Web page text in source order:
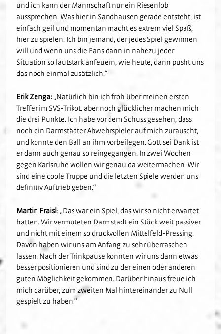
und ich kann der Mannschaft nur ein Riesenlob
aussprechen. Was hier in Sandhausen gerade entsteht, ist
einfach geil und momentan macht es extrem viel Spaß,
hier zu spielen. Ich bin jemand, der jedes Spiel gewinnen
will und wenn uns die Fans dann in nahezu jeder
Situation so lautstark anfeuern, wie heute, dann pusht uns
das noch einmal zusätzlich.“
Erik Zenga: „Natürlich bin ich froh über meinen ersten
Treffer im SVS-Trikot, aber noch glücklicher machen mich
die drei Punkte. Ich habe vor dem Schuss gesehen, dass
noch ein Darmstädter Abwehrspieler auf mich zurauscht,
und konnte den Ball an ihm vorbeilegen. Gott sei Dank ist
er dann auch genau so reingegangen. In zwei Wochen
gegen Karlsruhe wollen wir genau da weitermachen. Wir
sind eine coole Truppe und die letzten Spiele werden uns
definitiv Auftrieb geben.“
Martin Fraisl: „Das war ein Spiel, das wir so nicht erwartet
hatten. Wir vermuteten Darmstadt ein Stück weit passiver
und nicht mit einem so druckvollen Mittelfeld-Pressing.
Davon haben wir uns am Anfang zu sehr überraschen
lassen. Nach der Trinkpause konnten wir uns dann etwas
besser positionieren und sind zu der einen oder anderen
guten Möglichkeit gekommen. Darüber hinaus freue ich
mich darüber, zum zweiten Mal hintereinander zu Null
gespielt zu haben.“